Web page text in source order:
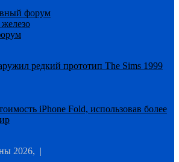
форум
редкий прототип The Sims 1999
iPhone Fold, использовав более
2026, |